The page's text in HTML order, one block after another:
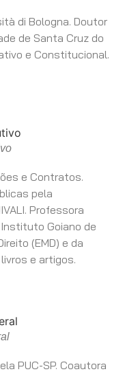
di Bologna. Doutor
de Santa Cruz do
e Constitucional.
e Contratos.
pela
Professora
Goiano de
(EMD) e da
e artigos.
PUC-SP. Coautora